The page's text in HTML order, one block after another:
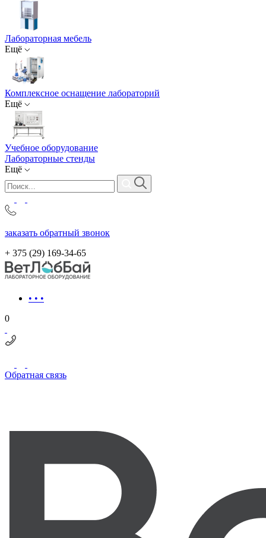
Лабораторная мебель
Ещё
Комплексное оснащение лабораторий
Ещё
Учебное оборудование
Лабораторные стенды
Ещё
заказать обратный звонок
+ 375 (29) 169-34-65
• • •
0
Обратная связь